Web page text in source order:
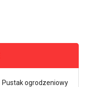
Pustak ogrodzeniowy